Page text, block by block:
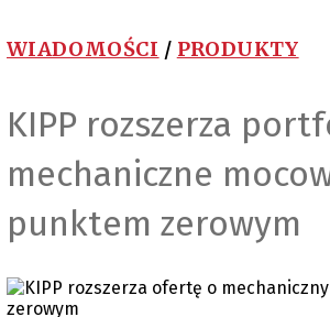
WIADOMOŚCI / PRODUKTY
KIPP rozszerza
mechaniczne
punktem zerowym